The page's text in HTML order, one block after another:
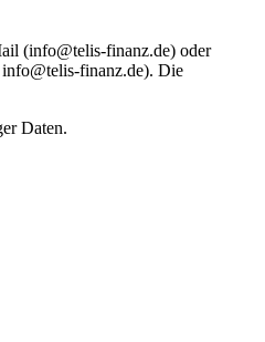
(info@telis-finanz.de) oder
finanz.de). Die
Daten.